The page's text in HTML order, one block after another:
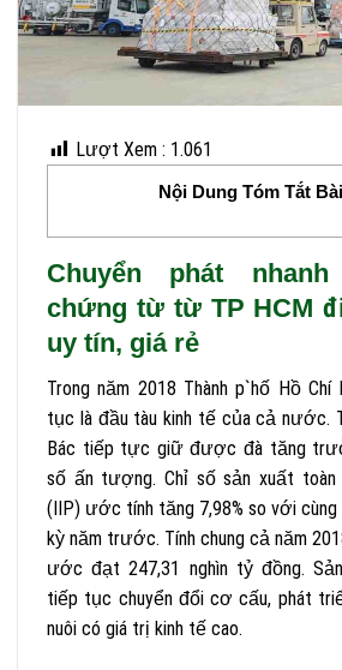
Lượt Xem : 1.061
Nội Dung Tóm Tắt
Chuyển phát
chứng từ từ TP HCM
uy tín, giá rẻ
Trong năm 2018 Thành p`hố Hồ Chí
tục là đầu tàu kinh tế của cả nước.
Bác tiếp tực giữ được đà tăng
số ấn tượng. Chỉ số sản xuất toàn
(IIP) ước tính tăng 7,98% so với cùng
kỳ năm trước. Tính chung cả năm
ước đạt 247,31 nghìn tỷ đồng.
tiếp tục chuyển đổi cơ cấu, phát
nuôi có giá trị kinh tế cao.